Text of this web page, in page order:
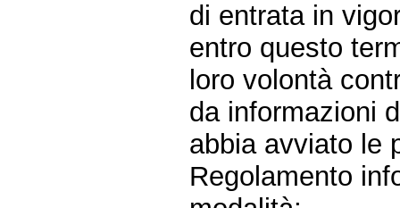
di entrata in
entro questo
loro volontà
da informazioni
abbia avviato le
Regolamento